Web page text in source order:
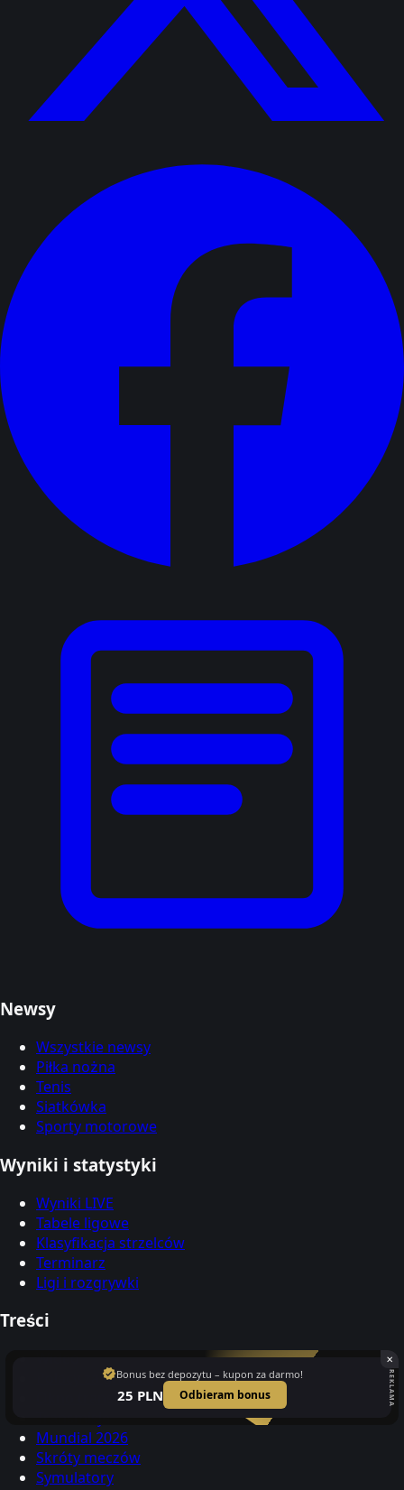
✕
verifiedBonus bez depozytu – kupon za darmo!
25 PLN Odbieram bonus REKLAMA
Newsy
Wszystkie newsy
Piłka nożna
Tenis
Siatkówka
Sporty motorowe
Wyniki i statystyki
Wyniki LIVE
Tabele ligowe
Klasyfikacja strzelców
Terminarz
Ligi i rozgrywki
Treści
Polacy za granicą
Okno transferowe
Mundial 2026
Skróty meczów
Symulatory